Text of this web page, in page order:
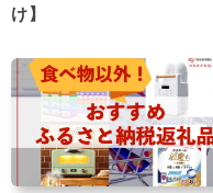
け】